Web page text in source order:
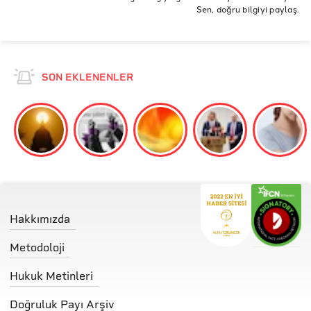
T.C Kültür ve Turizm Bakanlığı - Adnan Ötüken İl Halk
Sen, doğru bilgiyi paylaş.
SON EKLENENLER
Hakkımızda
Metodoloji
Hukuk Metinleri
Doğruluk Payı Arşiv